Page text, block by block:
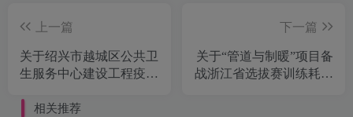
上一篇
关于绍兴市越城区公共卫
生服务中心建设工程疫苗
公告[浙江建诚工程管理
下一篇
关于“管道与制暖”项目备
战浙江省选拔赛训练耗材
相关推荐